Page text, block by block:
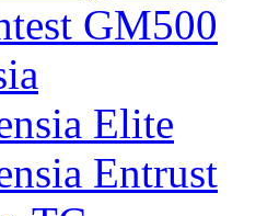
GM500
Elite
Entrust